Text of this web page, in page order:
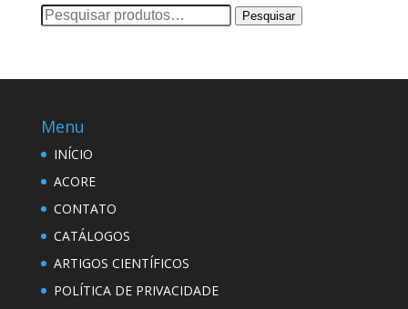
Pesquisar
Pesquisar
Menu
INÍCIO
ACORE
CONTATO
CATÁLOGOS
ARTIGOS CIENTÍFICOS
POLÍTICA DE PRIVACIDADE